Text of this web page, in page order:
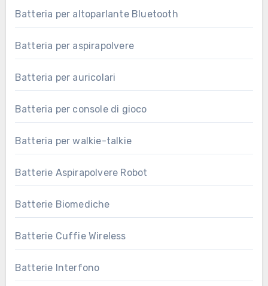
Batteria per altoparlante Bluetooth
Batteria per aspirapolvere
Batteria per auricolari
Batteria per console di gioco
Batteria per walkie-talkie
Batterie Aspirapolvere Robot
Batterie Biomediche
Batterie Cuffie Wireless
Batterie Interfono